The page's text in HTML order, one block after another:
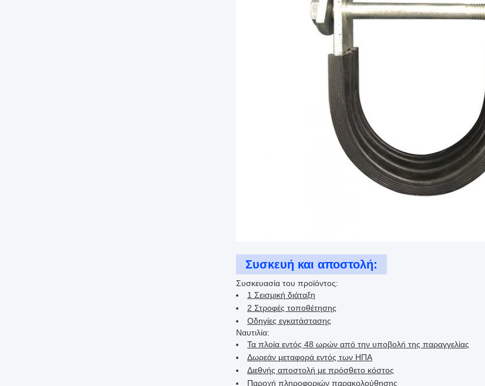
Συσκευή και αποστολή:
Συσκευασία του προϊόντος:
1 Σεισμική διάταξη
2 Στροφές τοποθέτησης
Οδηγίες εγκατάστασης
Ναυτιλία:
Τα πλοία εντός 48 ωρών από την υποβολή της παραγγελίας
Δωρεάν μεταφορά εντός των ΗΠΑ
Διεθνής αποστολή με πρόσθετο κόστος
Παροχή πληροφοριών παρακολούθησης